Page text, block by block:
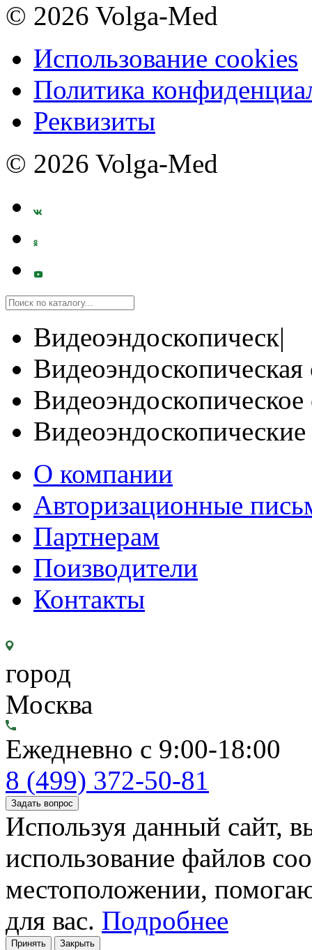
© 2026 Volga-Med
Использование cookies
Политика
Реквизиты
© 2026 Volga-Med
Видеоэндоскопическ|
Видеоэндоскопическая
О компании
Авторизационные
Партнерам
Поизводители
Контакты
город
Москва
Ежедневно с 9:00-18:00
8 (499) 372-50-81
Задать вопрос
Используя данный сайт,
использование файлов
местоположении,
для вас. Подробнее
Принять Закрыть